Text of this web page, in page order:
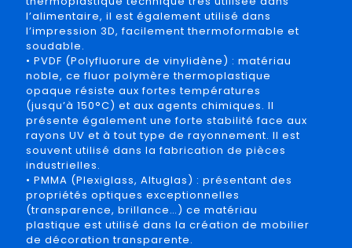
l’alimentaire, il est également utilisé dans
l’impression 3D, facilement thermoformable et
soudable.
• PVDF (Polyfluorure de vinylidène) : matériau
noble, ce fluor polymère thermoplastique
opaque résiste aux fortes températures
(jusqu’à 150°C) et aux agents chimiques. Il
présente également une forte stabilité face aux
rayons UV et à tout type de rayonnement. Il est
souvent utilisé dans la fabrication de pièces
industrielles.
• PMMA (Plexiglass, Altuglas) : présentant des
propriétés optiques exceptionnelles
(transparence, brillance…) ce matériau
plastique est utilisé dans la création de mobilier
de décoration transparente.